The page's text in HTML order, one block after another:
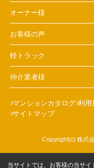
オーナー様
お客様の声
軽トラック
仲介業者様
マンションカタログ 利用
サイトマップ
Copyright(c) 株式
当サイトでは、お客様の当サ